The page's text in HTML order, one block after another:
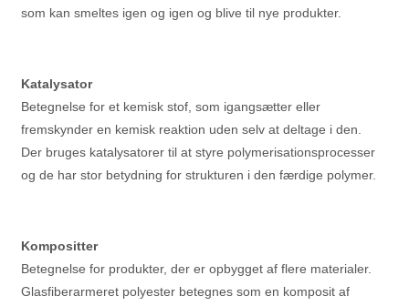
som kan smeltes igen og igen og blive til nye produkter.
Katalysator
Betegnelse for et kemisk stof, som igangsætter eller
fremskynder en kemisk reaktion uden selv at deltage i den.
Der bruges katalysatorer til at styre polymerisationsprocesser
og de har stor betydning for strukturen i den færdige polymer.
Kompositter
Betegnelse for produkter, der er opbygget af flere materialer.
Glasfiberarmeret polyester betegnes som en komposit af